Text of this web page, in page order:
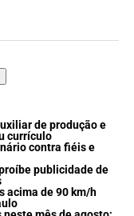
de produção e
currículo
contra fiéis e
publicidade de
acima de 90 km/h